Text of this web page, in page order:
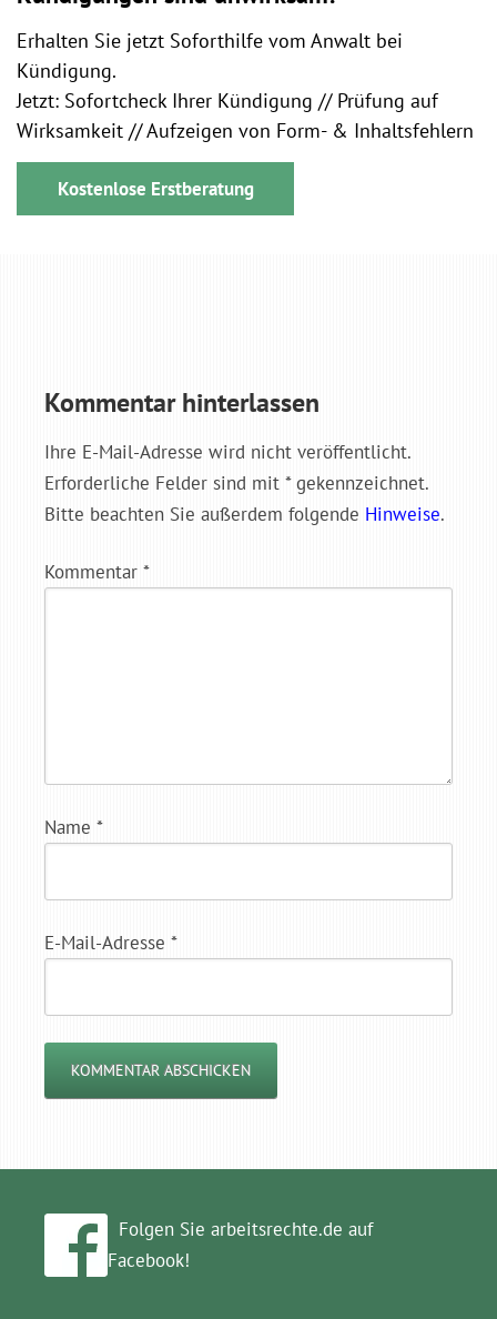
Erhalten Sie jetzt Soforthilfe vom Anwalt bei
Kündigung.
Jetzt: Sofortcheck Ihrer Kündigung // Prüfung auf
Wirksamkeit // Aufzeigen von Form- & Inhaltsfehlern
Kostenlose Erstberatung
Kommentar hinterlassen
Ihre E-Mail-Adresse wird nicht veröffentlicht.
Erforderliche Felder sind mit * gekennzeichnet.
Bitte beachten Sie außerdem folgende Hinweise.
Kommentar *
Name *
E-Mail-Adresse *
Folgen Sie arbeitsrechte.de auf
Facebook!